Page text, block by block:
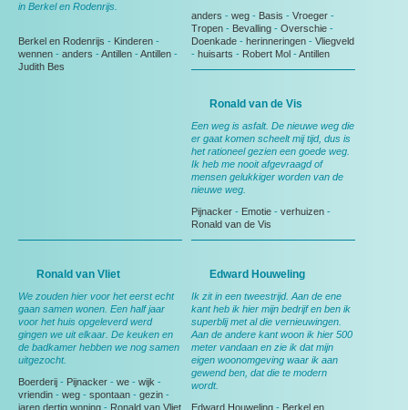
in Berkel en Rodenrijs.
Berkel en Rodenrijs - Kinderen -
wennen - anders -Antillen -Antillen -
Judith Bes
anders - weg - Basis - Vroeger -
Tropen - Bevalling - Overschie -
Doenkade - herinneringen - Vliegveld
- huisarts - Robert Mol -Antillen
Ronald van de Vis
Een weg is asfalt. De nieuwe weg die
er gaat komen scheelt mij tijd, dus is
het rationeel gezien een goede weg.
Ik heb me nooit afgevraagd of
mensen gelukkiger worden van de
nieuwe weg.
Pijnacker - Emotie - verhuizen -
Ronald van de Vis
Ronald van Vliet
We zouden hier voor het eerst echt
gaan samen wonen. Een half jaar
voor het huis opgeleverd werd
gingen we uit elkaar. De keuken en
de badkamer hebben we nog samen
uitgezocht.
Boerderij - Pijnacker - we - wijk -
vriendin - weg - spontaan - gezin -
jaren dertig woning - Ronald van Vliet
Edward Houweling
Ik zit in een tweestrijd. Aan de ene
kant heb ik hier mijn bedrijf en ben ik
superblij met al die vernieuwingen.
Aan de andere kant woon ik hier 500
meter vandaan en zie ik dat mijn
eigen woonomgeving waar ik aan
gewend ben, dat die te modern
wordt.
Edward Houweling - Berkel en